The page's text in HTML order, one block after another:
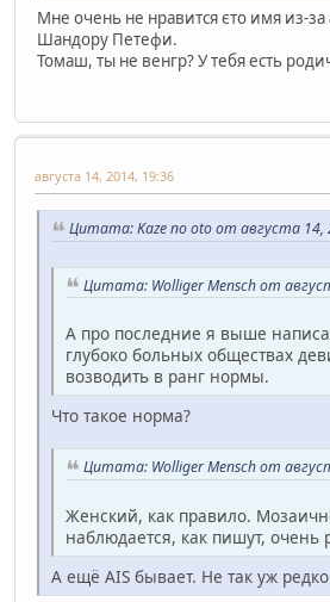
Мне очень не нравится єто имя из-за
Шандору Петефи.
Томаш, ты не венгр? У тебя есть
августа 14, 2014, 19:36
Цитата: Kaze no oto от августа 14,
Цитата: Wolliger Mensch от
А про последние я выше
глубоко больных обществах
возводить в ранг нормы.
Что такое норма?
Цитата: Wolliger Mensch от
Женский, как правило.
наблюдается, как пишут, очень
А ещё AIS бывает. Не так уж